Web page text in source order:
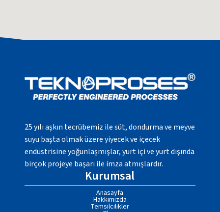
25 yılı aşkın tecrübemiz ile süt, dondurma ve meyve
suyu başta olmak üzere yiyecek ve içecek
endüstrisine yoğunlaşmışlar, yurt içi ve yurt dışında
birçok projeye başarı ile imza atmışlardır.
Kurumsal
Anasayfa
Hakkımızda
Temsilcilikler